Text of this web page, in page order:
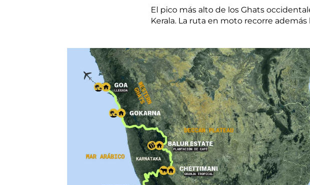
El pico más alto de los Ghats
Kerala. La ruta en moto recorre